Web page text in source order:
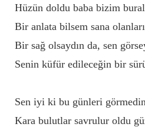
Hüzün doldu baba bizim
Bir anlata bilsem sana
Bir sağ olsaydın da, sen
Senin küfür edileceğin bir
Sen iyi ki bu günleri
Kara bulutlar savrulur oldu